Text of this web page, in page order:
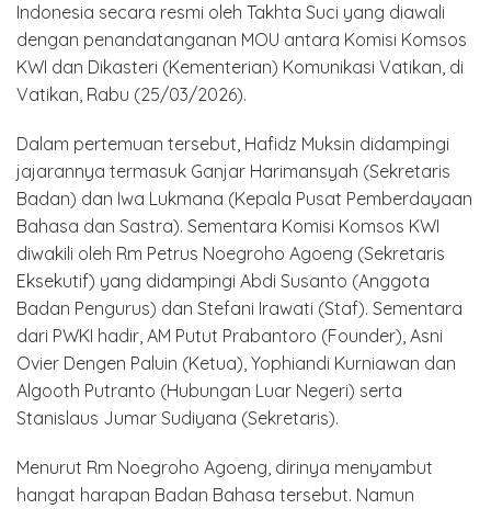
Indonesia secara resmi oleh Takhta Suci yang diawali
dengan penandatanganan MOU antara Komisi Komsos
KWI dan Dikasteri (Kementerian) Komunikasi Vatikan, di
Vatikan, Rabu (25/03/2026).
Dalam pertemuan tersebut, Hafidz Muksin didampingi
jajarannya termasuk Ganjar Harimansyah (Sekretaris
Badan) dan Iwa Lukmana (Kepala Pusat Pemberdayaan
Bahasa dan Sastra). Sementara Komisi Komsos KWI
diwakili oleh Rm Petrus Noegroho Agoeng (Sekretaris
Eksekutif) yang didampingi Abdi Susanto (Anggota
Badan Pengurus) dan Stefani Irawati (Staf). Sementara
dari PWKI hadir, AM Putut Prabantoro (Founder), Asni
Ovier Dengen Paluin (Ketua), Yophiandi Kurniawan dan
Algooth Putranto (Hubungan Luar Negeri) serta
Stanislaus Jumar Sudiyana (Sekretaris).
Menurut Rm Noegroho Agoeng, dirinya menyambut
hangat harapan Badan Bahasa tersebut. Namun